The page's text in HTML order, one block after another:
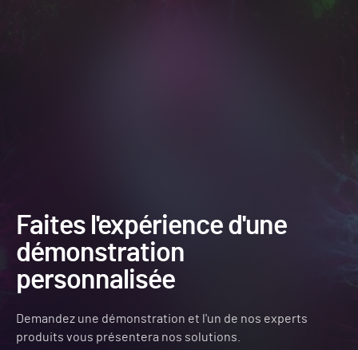
Faites l'expérience d'une
démonstration
personnalisée
Demandez une démonstration et l'un de nos experts
produits vous présentera nos solutions.